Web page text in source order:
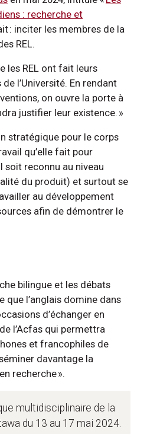
: recherche et
: inciter les membres de la
REL.
les REL ont fait leurs
l’Université. En rendant
on ouvre la porte à
justifier leur existence. »
stratégique pour le corps
qu’elle fait pour
soit reconnu au niveau
du produit) et surtout se
au développement
afin de démontrer le
bilingue et les débats
l’anglais domine dans
d’échanger en
l’Acfas qui permettra
et francophiles de
davantage la
recherche ».
multidisciplinaire de la
du 13 au 17 mai 2024.